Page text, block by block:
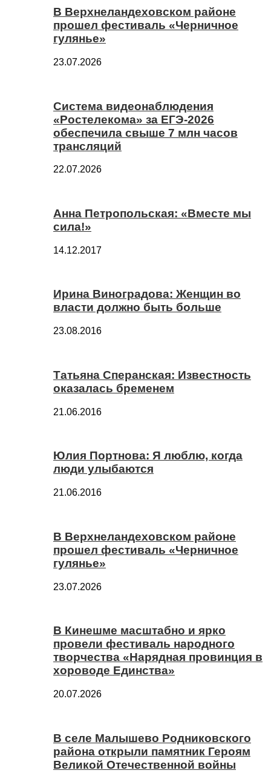
В Верхнеландеховском районе
прошел фестиваль «Черничное
гулянье»
23.07.2026
Система видеонаблюдения
«Ростелекома» за ЕГЭ-2026
обеспечила свыше 7 млн часов
трансляций
22.07.2026
Анна Петропольская: «Вместе мы
сила!»
14.12.2017
Ирина Виноградова: Женщин во
власти должно быть больше
23.08.2016
Татьяна Сперанская: Известность
оказалась бременем
21.06.2016
Юлия Портнова: Я люблю, когда
люди улыбаются
21.06.2016
В Верхнеландеховском районе
прошел фестиваль «Черничное
гулянье»
23.07.2026
В Кинешме масштабно и ярко
провели фестиваль народного
творчества «Нарядная провинция в
хороводе Единства»
20.07.2026
В селе Малышево Родниковского
района открыли памятник Героям
Великой Отечественной войны